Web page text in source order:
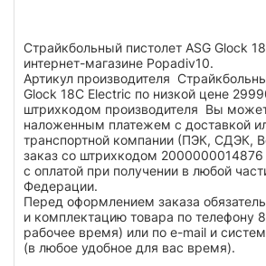
Страйкбольный пистолет ASG Glock
интернет-магазине Popadiv10.
Артикул производителя
Glock 18C Electric по низкой цене
штрихкодом производителя Вы
наложенным платежем с доставкой
транспортной компании (ПЭК, СДЭК,
заказ со штрихкодом 2000000014876
с оплатой при получении в любой
Федерации.
Перед оформлением заказа
и комплектацию товара по телефону
рабочее время) или по e-mail и
(в любое удобное для вас время).